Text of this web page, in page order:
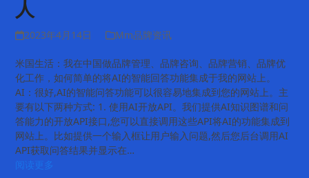
人
2023年4月14日 Mm品牌资讯
米国生活：我在中国做品牌管理、品牌咨询、品牌营销、品牌优
化工作，如何简单的将AI的智能回答功能集成于我的网站上。
AI：很好,AI的智能问答功能可以很容易地集成到您的网站上。主
要有以下两种方式: 1. 使用AI开放API。我们提供AI知识图谱和问
答能力的开放API接口,您可以直接调用这些API将AI的功能集成到
网站上。比如提供一个输入框让用户输入问题,然后您后台调用AI
API获取问答结果并显示在…
阅读更多